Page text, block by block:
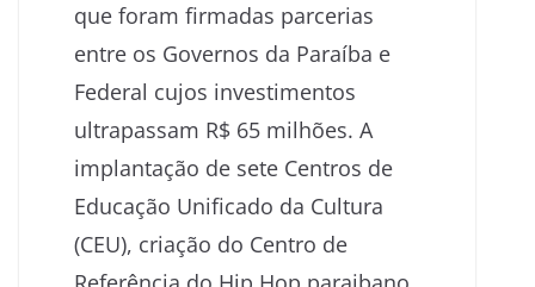
que foram firmadas parcerias
entre os Governos da Paraíba e
Federal cujos investimentos
ultrapassam R$ 65 milhões. A
implantação de sete Centros de
Educação Unificado da Cultura
(CEU), criação do Centro de